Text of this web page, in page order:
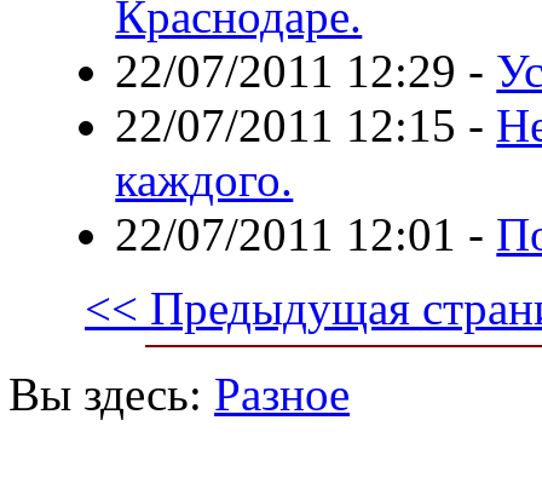
Краснодаре.
22/07/2011 12:29 -
22/07/2011 12:15 -
каждого.
22/07/2011 12:01 -
<< Предыдущая
Вы здесь: Разное